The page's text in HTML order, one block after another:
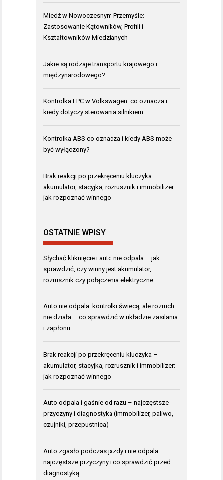
Miedź w Nowoczesnym Przemyśle:
Zastosowanie Kątowników, Profili i
Kształtowników Miedzianych
Jakie są rodzaje transportu krajowego i
międzynarodowego?
Kontrolka EPC w Volkswagen: co oznacza i
kiedy dotyczy sterowania silnikiem
Kontrolka ABS co oznacza i kiedy ABS może
być wyłączony?
Brak reakcji po przekręceniu kluczyka –
akumulator, stacyjka, rozrusznik i immobilizer:
jak rozpoznać winnego
OSTATNIE WPISY
Słychać kliknięcie i auto nie odpala – jak
sprawdzić, czy winny jest akumulator,
rozrusznik czy połączenia elektryczne
Auto nie odpala: kontrolki świecą, ale rozruch
nie działa – co sprawdzić w układzie zasilania
i zapłonu
Brak reakcji po przekręceniu kluczyka –
akumulator, stacyjka, rozrusznik i immobilizer:
jak rozpoznać winnego
Auto odpala i gaśnie od razu – najczęstsze
przyczyny i diagnostyka (immobilizer, paliwo,
czujniki, przepustnica)
Auto zgasło podczas jazdy i nie odpala:
najczęstsze przyczyny i co sprawdzić przed
diagnostyką